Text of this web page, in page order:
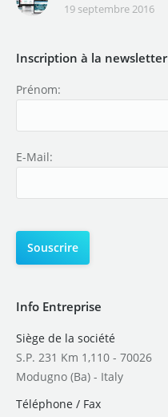
19 septembre 2016
Inscription à la newsletter
Prénom:
E-Mail:
Info Entreprise
Siège de la société
S.P. 231 Km 1,110 - 70026
Modugno (Ba) - Italy
Téléphone / Fax